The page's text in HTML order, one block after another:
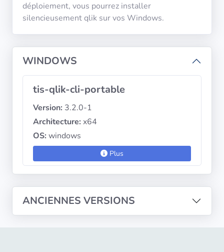
diffusion
Politiques de
confidentialité
2012
déploiement, vous pourrez installer
silencieusement qlik sur vos Windows.
WINDOWS
tis-qlik-cli-portable
Version: 3.2.0-1
Architecture: x64
OS: windows
Plus
ANCIENNES VERSIONS